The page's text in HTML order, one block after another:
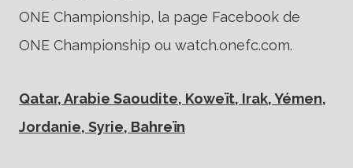
ONE Championship, la page Facebook de
ONE Championship ou watch.onefc.com.
Qatar, Arabie Saoudite, Koweït, Irak, Yémen,
Jordanie, Syrie, Bahreïn